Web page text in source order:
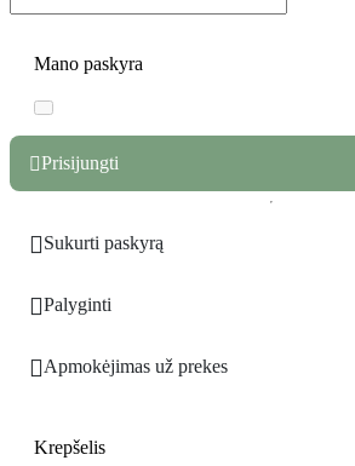
Mano paskyra
Prisijungti
Sukurti paskyrą
Palyginti
Apmokėjimas už prekes
Krepšelis